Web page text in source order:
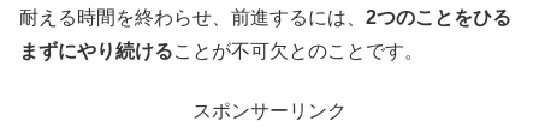
耐える時間を終わらせ、前進するには、 2つのことをひる
まずにやり続けることが不可欠とのことです。
スポンサーリンク